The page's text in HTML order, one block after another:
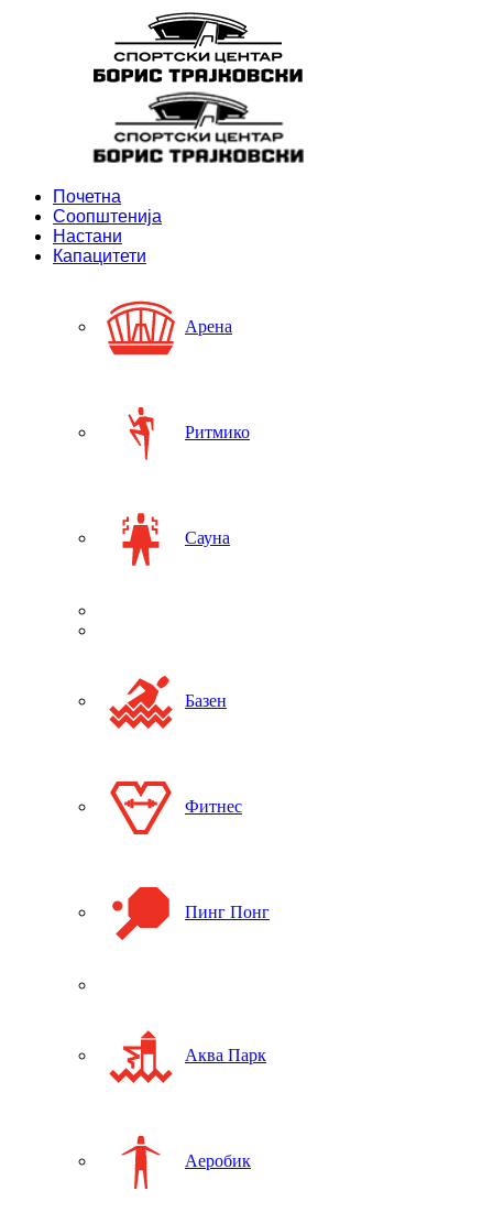
Почетна
Соопштенија
Настани
Капацитети
Арена
Ритмико
Сауна
Базен
Фитнес
Пинг Понг
Аква Парк
Аеробик